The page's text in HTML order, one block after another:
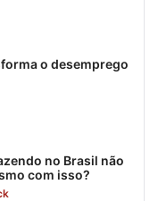
o desemprego
no Brasil não
com isso?